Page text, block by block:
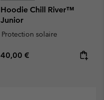
Hoodie Chill River™
Junior
Protection solaire
Regular price:
40,00 €